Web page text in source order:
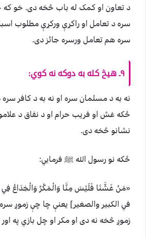
د تعاون او کمک له باب څخه دی. خو
سره د تعامل او راکړې ورکړې مطلوب
سره هم تعامل ورسره جائز دی.
۹ـ هیڅ کله به دوکه نه کوي:
نه به د مسلمان سره او نه به د کافر
ځکه غش او فریب حرام او د نفاق د
نشانو څخه دی.
ځکه نو رسول الله ﷺ فرمایي:
«مَنْ غَشَّنَا فَلَيْسَ مِنَّا وَالْمَكْرُ وَالْخِدَاعُ فِي
في الكبير والصغير] يعنې چا چې زموږ
زموږ څخه نه دی او مکر او چل بازي په